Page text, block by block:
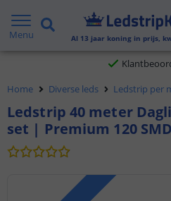
Menu Al 13 jaar koning in prijs,
Gratis verzending
Voor 23:45 uur
Home Diverse leds Ledstrip per
Ledstrip 40 meter
set | Premium 120